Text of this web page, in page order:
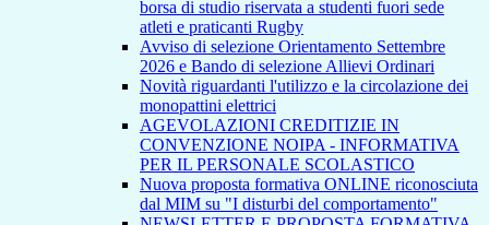
borsa di studio riservata a studenti fuori sede
atleti e praticanti Rugby
Avviso di selezione Orientamento Settembre
2026 e Bando di selezione Allievi Ordinari
Novità riguardanti l'utilizzo e la circolazione dei
monopattini elettrici
AGEVOLAZIONI CREDITIZIE IN
CONVENZIONE NOIPA - INFORMATIVA
PER IL PERSONALE SCOLASTICO
Nuova proposta formativa ONLINE riconosciuta
dal MIM su "I disturbi del comportamento"